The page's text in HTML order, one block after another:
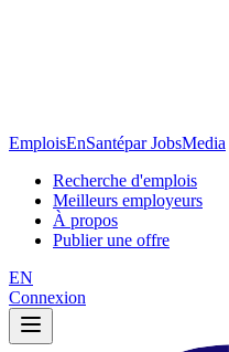
EmploisEnSantépar JobsMedia
Recherche d'emplois
Meilleurs employeurs
À propos
Publier une offre
EN
Connexion